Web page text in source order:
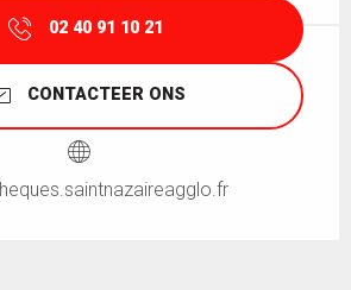
02 40 91 10 21
CONTACTEER ONS